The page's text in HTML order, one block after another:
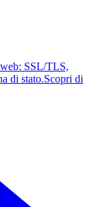
SSL/TLS,
di stato.Scopri di